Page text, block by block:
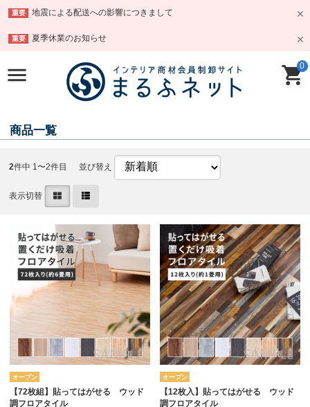
重要 地震による配送への影響につきまして
重要 夏季休業のお知らせ
0
商品一覧
2件中 1〜2件目 並び替え
表示切替
オープン
【72枚組】貼ってはがせる ウッド
調フロアタイル
オープン
【12枚入】貼ってはがせる ウッド
調フロアタイル